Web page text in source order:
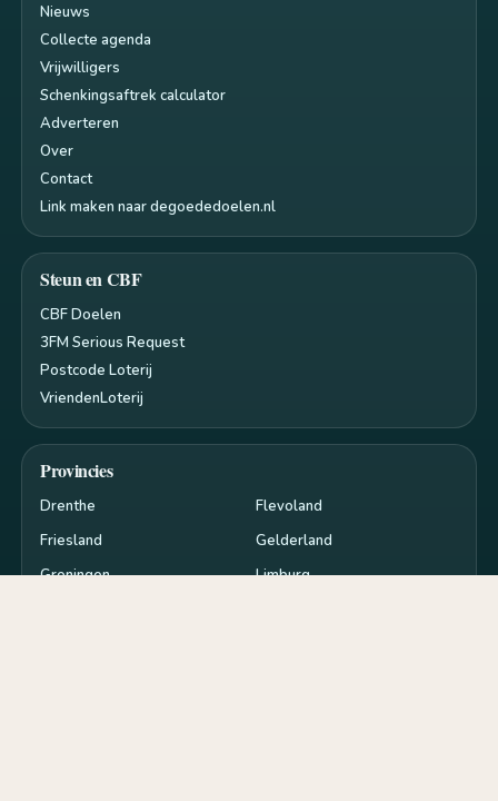
Nieuws
Collecte agenda
Vrijwilligers
Schenkingsaftrek calculator
Adverteren
Over
Contact
Link maken naar degoededoelen.nl
Steun en CBF
CBF Doelen
3FM Serious Request
Postcode Loterij
VriendenLoterij
Provincies
Drenthe
Flevoland
Friesland
Gelderland
Groningen
Limburg